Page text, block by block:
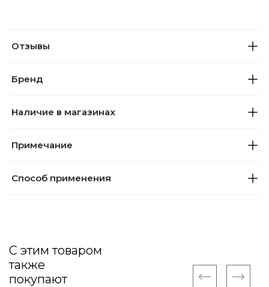
Отзывы
Бренд
Наличие в магазинах
Примечание
Способ применения
С этим товаром
также
покупают